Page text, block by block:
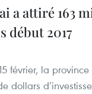
a attiré 163
début 2017
février, la
dollars